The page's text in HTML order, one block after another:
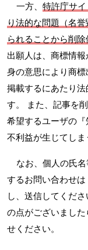
一方、 特許庁サ
り法的な問題（名
られることから削
出願人は、商標情
身の意思により商
掲載するにあたり
す。 また、記事を
希望するユーザの
不利益が生じてしま
なお、個人の氏
するお問い合わせは
し、送信してくだ
の点がございました
せください。